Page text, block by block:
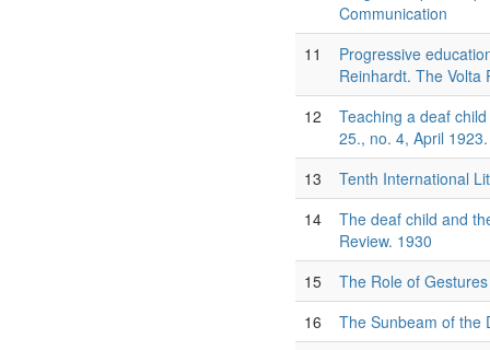
Communication
11
Progressive
Reinhardt. The Volta
12
Teaching a deaf
25., no. 4, April 1923.
13
Tenth International
14
The deaf child and
Review. 1930
15
The Role of
16
The Sunbeam of the